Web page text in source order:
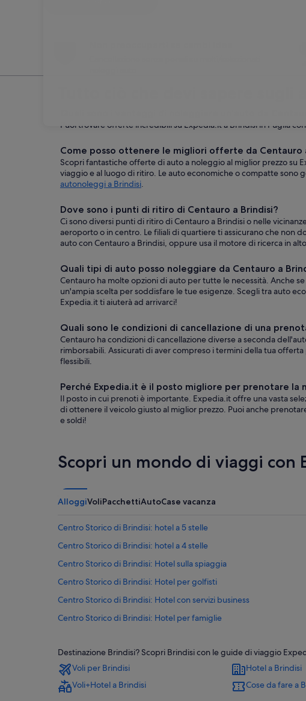
Tutto ciò che devi sapere
Quali sono i vantaggi di noleggiare un'auto da
Puoi trovare offerte incredibili su Expedia.it a Brindisi in Puglia
Come posso ottenere le migliori offerte da Centauro
Scopri fantastiche offerte di auto a noleggio al miglior prezzo su
viaggio e al luogo di ritiro. Le auto economiche o compatte
autonoleggi a Brindisi.
Dove sono i punti di ritiro di Centauro a Brindisi?
Ci sono diversi punti di ritiro di Centauro a Brindisi o nelle
aeroporto o in centro. Le filiali di quartiere ti assicurano che non
auto con Centauro a Brindisi, oppure usa il motore di ricerca in
Quali tipi di auto posso noleggiare da Centauro a
Centauro ha molte opzioni di auto per tutte le necessità. Anche
un'ampia scelta per soddisfare le tue esigenze. Scegli tra auto
Expedia.it ti aiuterà ad arrivarci!
Quali sono le condizioni di cancellazione di una
Centauro ha condizioni di cancellazione diverse a seconda
rimborsabili. Assicurati di aver compreso i termini della tua
flessibili.
Perché Expedia.it è il posto migliore per prenotare la
Il posto in cui prenoti è importante. Expedia.it offre una vasta
di ottenere il veicolo giusto al miglior prezzo. Puoi anche
e soldi!
Scopri un mondo di viaggi con
AlloggiVoliPacchettiAutoCase vacanza
Centro Storico di Brindisi: hotel a 5 stelle
Centro Storico di Brindisi: hotel a 4 stelle
Centro Storico di Brindisi: Hotel sulla spiaggia
Centro Storico di Brindisi: Hotel per golfisti
Centro Storico di Brindisi: Hotel con servizi business
Centro Storico di Brindisi: Hotel per famiglie
Centro Storico di Brindisi: Hotel economici
Brindisi: Hotel di lusso
Brindisi: Hotel all inclusive
Destinazione Brindisi? Scopri Brindisi con le guide di viaggio
Voli per Brindisi
Hotel a Brindisi
Voli+Hotel a Brindisi
Cose da fare a